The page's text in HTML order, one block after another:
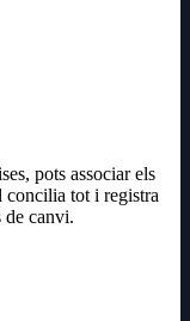
pots associar els
concilia tot i registra
de canvi.